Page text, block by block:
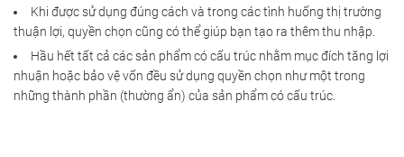
Khi được sử dụng đúng cách và trong các tình huống thị trường
thuận lợi, quyền chọn cũng có thể giúp bạn tạo ra thêm thu nhập.
Hầu hết tất cả các sản phẩm có cấu trúc nhằm mục đích tăng lợi
nhuận hoặc bảo vệ vốn đều sử dụng quyền chọn như một trong
những thành phần (thường ẩn) của sản phẩm có cấu trúc.